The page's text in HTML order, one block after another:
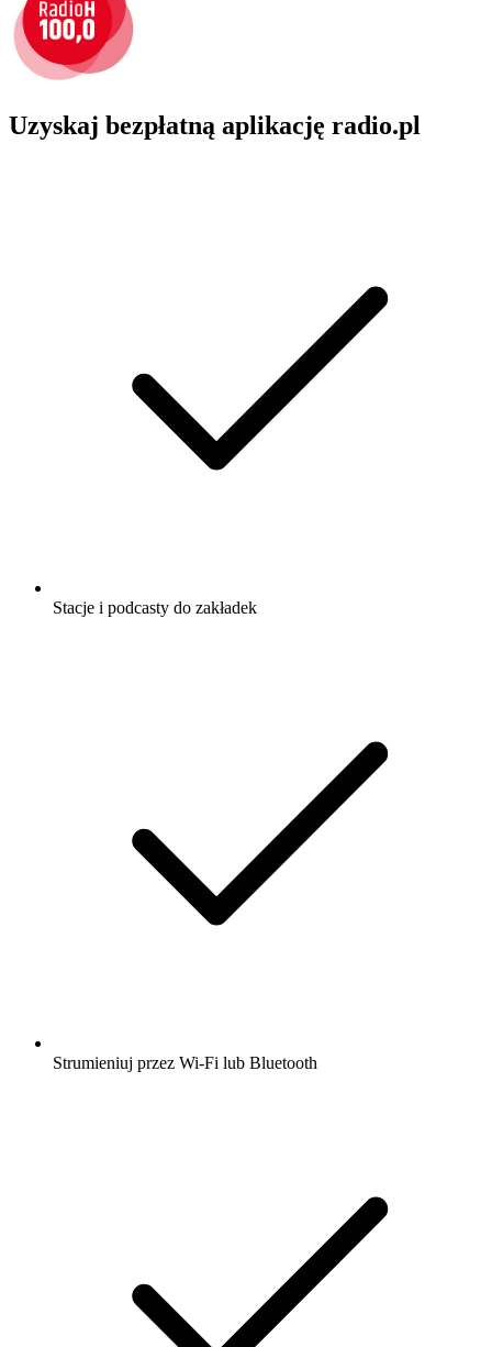
Uzyskaj bezpłatną aplikację radio.pl
Stacje i podcasty do zakładek
Strumieniuj przez Wi-Fi lub Bluetooth